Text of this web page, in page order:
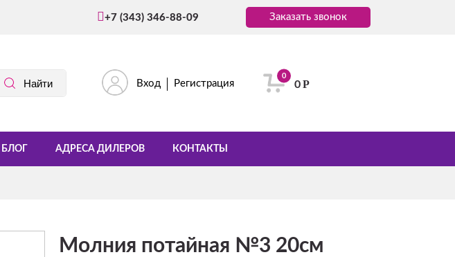
+7 (343) 346-88-09 Заказать звонок
Вход Регистрация
0
0Р
БЛОГ АДРЕСА ДИЛЕРОВ КОНТАКТЫ
Молния потайная №3 20см